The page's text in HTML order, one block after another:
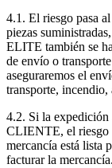
4.1. El riesgo pasa
piezas
ELITE también se
de envío o
aseguraremos el
transporte, incendio,
4.2. Si la expedición
CLIENTE, el riesgo
mercancía está lista
facturar la mercancía.